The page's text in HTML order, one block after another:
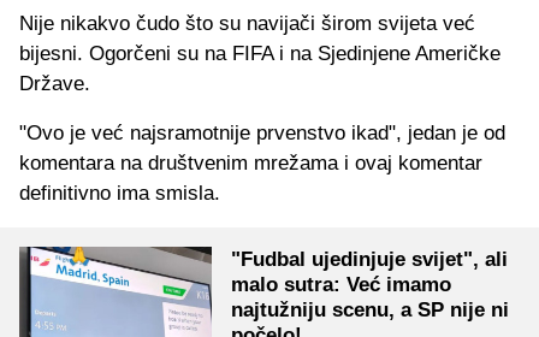
Nije nikakvo čudo što su navijači širom svijeta već
bijesni. Ogorčeni su na FIFA i na Sjedinjene Američke
Države.
"Ovo je već najsramotnije prvenstvo ikad", jedan je od
komentara na društvenim mrežama i ovaj komentar
definitivno ima smisla.
"Fudbal ujedinjuje svijet", ali
malo sutra: Već imamo
najtužniju scenu, a SP nije ni